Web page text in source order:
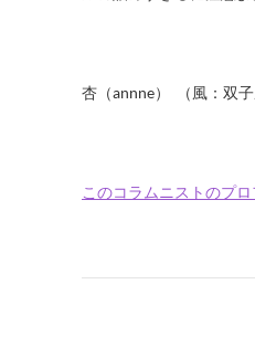
杏（annne） （風：双子
このコラムニストのプ